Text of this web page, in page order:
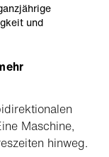
und
Maschine,
hinweg.